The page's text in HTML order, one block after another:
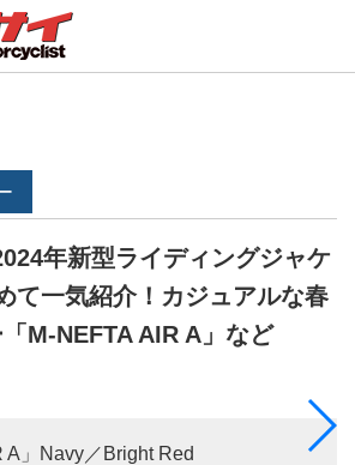
年新型ライディングジャケ
て一気紹介！カジュアルな春
M-NEFTA AIR A」など
A」Navy／Bright Red